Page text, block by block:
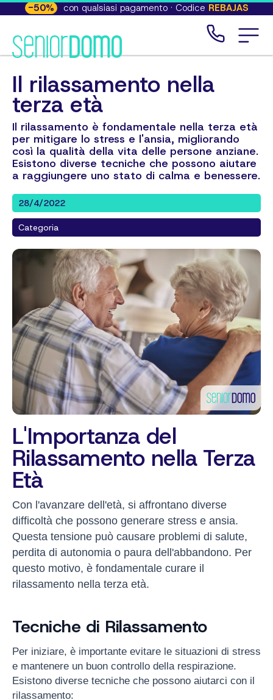
-50% con qualsiasi pagamento · Codice REBAJAS
Il rilassamento nella
terza età
Il rilassamento è fondamentale nella terza età
per mitigare lo stress e l'ansia, migliorando
così la qualità della vita delle persone anziane.
Esistono diverse tecniche che possono aiutare
a raggiungere uno stato di calma e benessere.
28/4/2022
Categoria
L'Importanza del
Rilassamento nella Terza
Età
Con l'avanzare dell'età, si affrontano diverse
difficoltà che possono generare stress e ansia.
Questa tensione può causare problemi di salute,
perdita di autonomia o paura dell'abbandono. Per
questo motivo, è fondamentale curare il
rilassamento nella terza età.
Tecniche di Rilassamento
Per iniziare, è importante evitare le situazioni di stress
e mantenere un buon controllo della respirazione.
Esistono diverse tecniche che possono aiutarci con il
rilassamento: